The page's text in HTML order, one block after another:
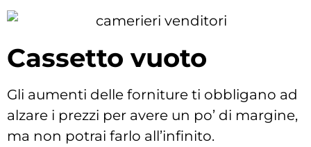
Cassetto vuoto
Gli aumenti delle forniture ti obbligano ad
alzare i prezzi per avere un po’ di margine,
ma non potrai farlo all’infinito.